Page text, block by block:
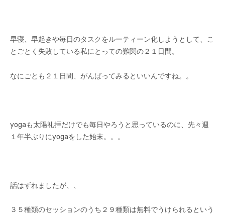
早寝、早起きや毎日のタスクをルーティーン化しようとして、こ
とごとく失敗している私にとっての難関の２１日間。
なにごとも２１日間、がんばってみるといいんですね。。
yogaも太陽礼拝だけでも毎日やろうと思っているのに、先々週
１年半ぶりにyogaをした始末。。。
話はずれましたが、、
３５種類のセッションのうち２９種類は無料でうけられるという